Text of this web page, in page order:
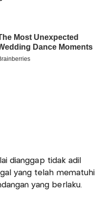
dianggap tidak adil
yang telah mematuhi
yang berlaku.